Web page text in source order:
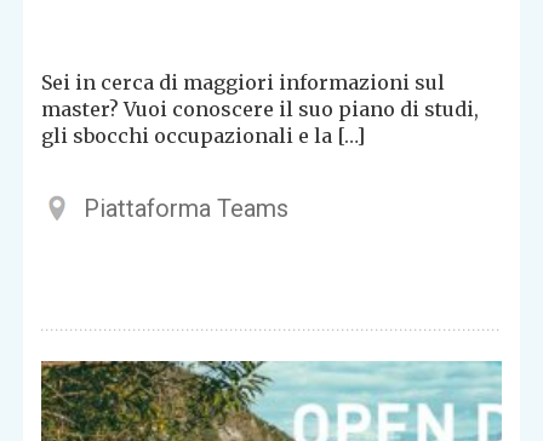
Sei in cerca di maggiori informazioni sul
master? Vuoi conoscere il suo piano di studi,
gli sbocchi occupazionali e la […]
Piattaforma Teams